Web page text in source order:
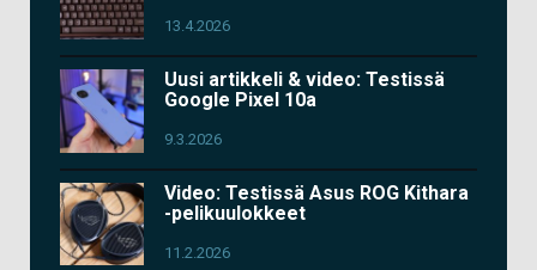
13.4.2026
Uusi artikkeli & video: Testissä
Google Pixel 10a
9.3.2026
Video: Testissä Asus ROG Kithara
-pelikuulokkeet
11.2.2026